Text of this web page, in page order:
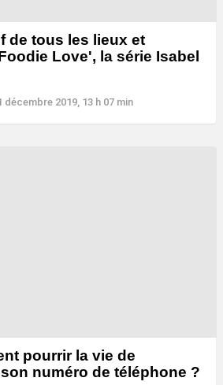
de tous les lieux et
Love', la série Isabel
décembre 2019, 13 h 07 min
pourrir la vie de
numéro de téléphone ?